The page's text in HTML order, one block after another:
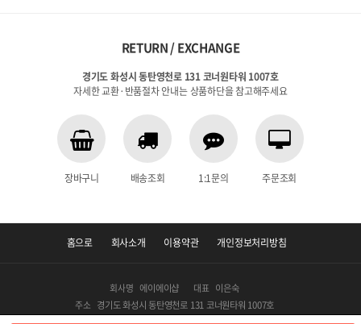
RETURN / EXCHANGE
경기도 화성시 동탄영천로 131 코너원타워 1007호
자세한 교환·반품절차 안내는 상품하단을 참고해주세요
장바구니 배송조회 1:1문의 주문조회
홈으로 회사소개 이용약관 개인정보처리방침
회사명 에이에이샵 대표 이은숙
주소 경기도 화성시 동탄영천로 131 코너원타워 1007호